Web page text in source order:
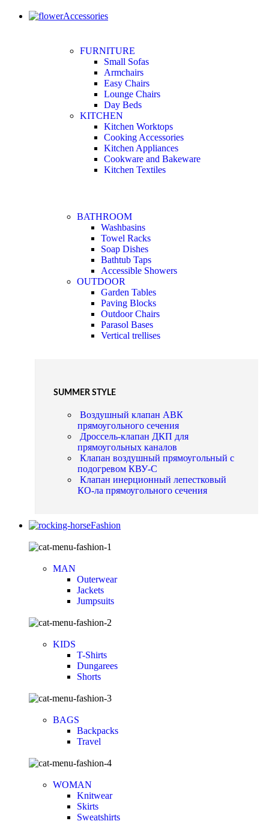
Accessories
FURNITURE
Small Sofas
Armchairs
Easy Chairs
Lounge Chairs
Day Beds
KITCHEN
Kitchen Worktops
Cooking Accessories
Kitchen Appliances
Cookware and Bakeware
Kitchen Textiles
BATHROOM
Washbasins
Towel Racks
Soap Dishes
Bathtub Taps
Accessible Showers
OUTDOOR
Garden Tables
Paving Blocks
Outdoor Chairs
Parasol Bases
Vertical trellises
SUMMER STYLE
Воздушный клапан АВК
прямоугольного сечения
Дроссель-клапан ДКП для
прямоугольных каналов
Клапан воздушный прямоугольный с
подогревом КВУ-С
Клапан инерционный лепестковый
КО-ла прямоугольного сечения
Fashion
MAN
Outerwear
Jackets
Jumpsuits
KIDS
T-Shirts
Dungarees
Shorts
BAGS
Backpacks
Travel
WOMAN
Knitwear
Skirts
Sweatshirts